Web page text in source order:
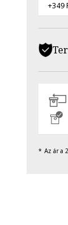
+349
Az ár a